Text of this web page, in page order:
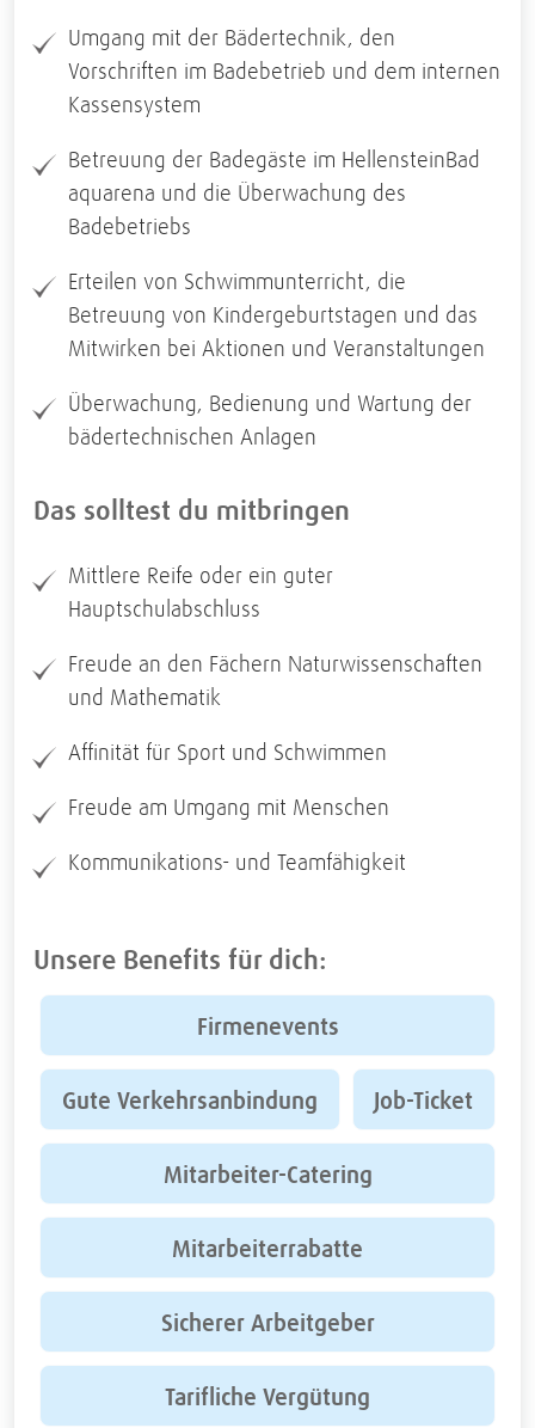
Umgang mit der Bädertechnik, den
Vorschriften im Badebetrieb und dem internen
Kassensystem
Betreuung der Badegäste im HellensteinBad
aquarena und die Überwachung des
Badebetriebs
Erteilen von Schwimmunterricht, die
Betreuung von Kindergeburtstagen und das
Mitwirken bei Aktionen und Veranstaltungen
Überwachung, Bedienung und Wartung der
bädertechnischen Anlagen
Das solltest du mitbringen
Mittlere Reife oder ein guter
Hauptschulabschluss
Freude an den Fächern Naturwissenschaften
und Mathematik
Affinität für Sport und Schwimmen
Freude am Umgang mit Menschen
Kommunikations- und Teamfähigkeit
Unsere Benefits für dich:
Firmenevents
Gute Verkehrsanbindung Job-Ticket
Mitarbeiter-Catering
Mitarbeiterrabatte
Sicherer Arbeitgeber
Tarifliche Vergütung